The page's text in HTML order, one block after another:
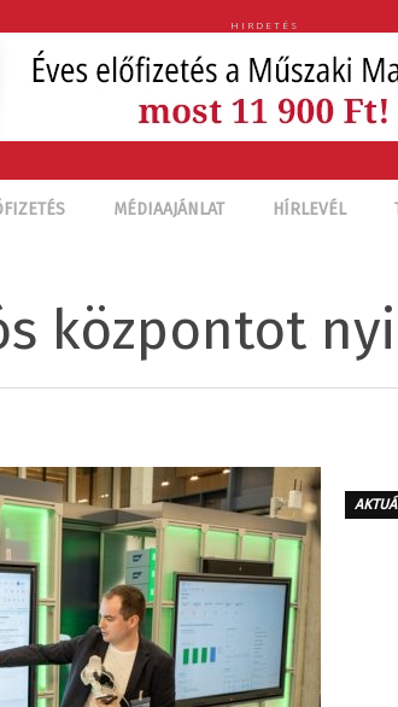
HIRDETÉS
MÉDIAAJÁNLAT HÍRLEVÉL
központot